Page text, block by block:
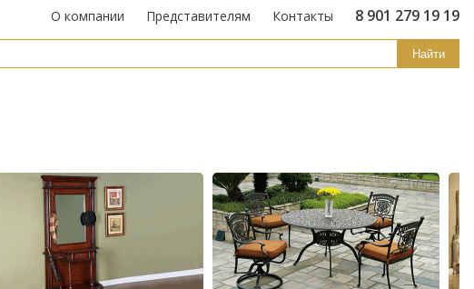
О компании Представителям Контакты 8 901 279 19 19
Найти